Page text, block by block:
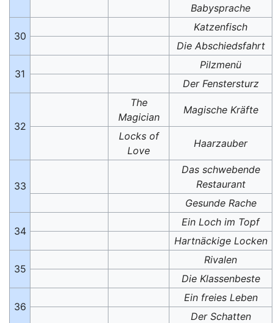
Babysprache
30
Katzenfisch
Die Abschiedsfahrt
31
Pilzmenü
Der Fenstersturz
32
The
Magician
Magische Kräfte
Locks of
Love
Haarzauber
33
Das schwebende
Restaurant
Gesunde Rache
34
Ein Loch im Topf
Hartnäckige Locken
35
Rivalen
Die Klassenbeste
36
Ein freies Leben
Der Schatten